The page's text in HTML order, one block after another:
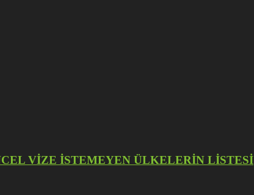
VİZE İSTEMEYEN ÜLKELERİN LİSTESİ